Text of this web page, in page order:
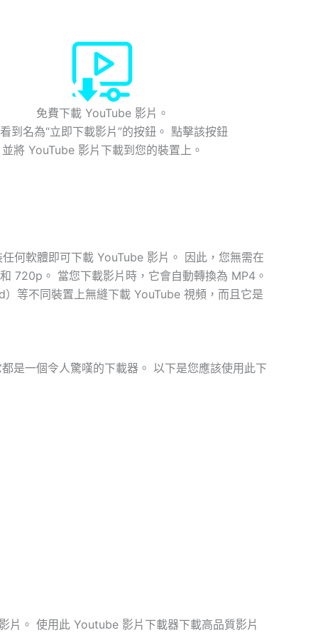
免費下載 YouTube 影片。
到名為“立即下載影片”的按鈕。 點擊該按鈕
並將 YouTube 影片下載到您的裝置上。
何軟體即可下載 YouTube 影片。 因此，您無需在
720p。 當您下載影片時，它會自動轉換為 MP4。
等不同裝置上無縫下載 YouTube 視頻，而且它是
是一個令人驚嘆的下載器。 以下是您應該使用此下
片。 使用此 Youtube 影片下載器下載高品質影片